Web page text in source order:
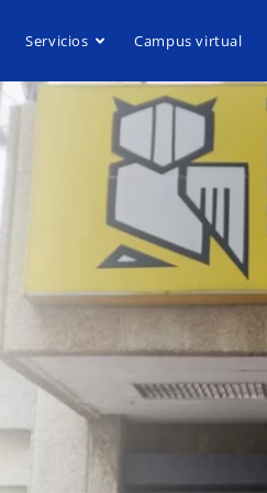
Servicios Campus virtual